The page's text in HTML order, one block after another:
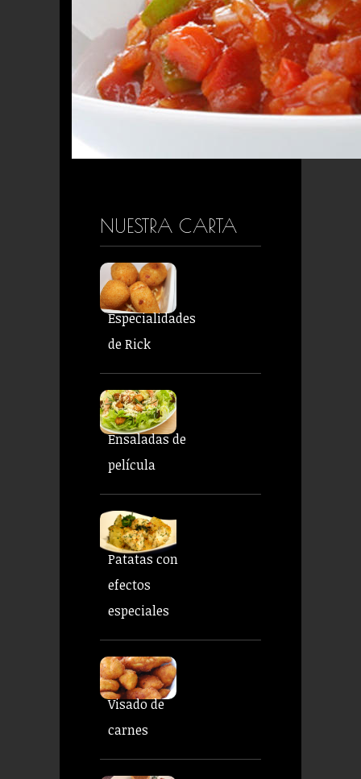
NUESTRA CARTA
Especialidades
de Rick
Ensaladas de
película
Patatas con
efectos
especiales
Visado de
carnes